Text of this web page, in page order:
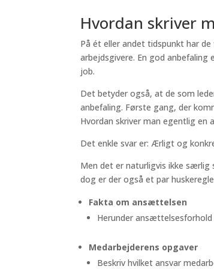
Hvordan skriver
På ét eller andet tidspunkt har
arbejdsgivere. En god
job.
Det betyder også, at de som
anbefaling. Første gang, der
Hvordan skriver man egentlig en
Det enkle svar er: Ærligt og
Men det er naturligvis ikke særlig
dog er der også et par
Fakta om ansættelsen
Herunder
Medarbejderens opgaver
Beskriv hvilket ansvar